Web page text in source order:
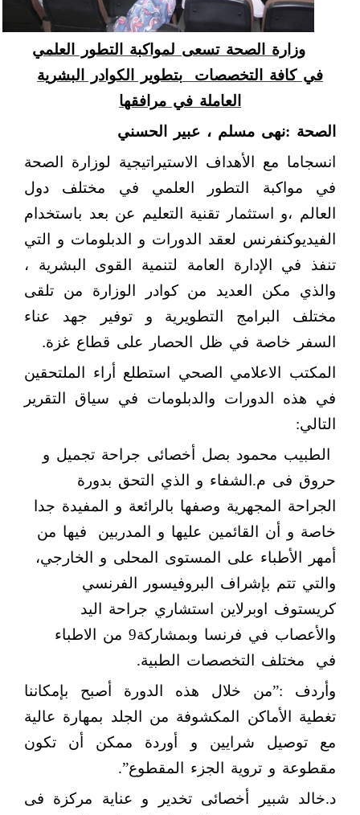
وزارة الصحة تسعى لمواكبة التطور العلمي
في كافة التخصصات
بتطوير الكوادر البشرية
العاملة في مرافقها
الصحة :نهى مسلم ، عبير الحسني
انسجاما مع الأهداف الاستيراتيجية لوزارة الصحة
في مواكبة التطور العلمي في مختلف دول
العالم ،و استثمار تقنية التعليم عن بعد باستخدام
الفيديوكنفرنس لعقد الدورات و الدبلومات و التي
تنفذ في الإدارة العامة لتنمية القوى البشرية ،
والذي مكن العديد من كوادر الوزارة من تلقى
مختلف البرامج التطويرية و توفير جهد عناء
السفر خاصة في ظل الحصار على قطاع غزة.
المكتب الاعلامي الصحي استطلع أراء الملتحقين
في هذه الدورات والدبلومات في سياق التقرير
التالي:
الطبيب محمود بصل أخصائى جراحة تجميل و
حروق فى م.الشفاء و الذي التحق بدورة
الجراحة المجهرية وصفها بالرائعة و المفيدة جدا
خاصة و أن القائمين عليها و المدربين
فيها من
أمهر الأطباء على المستوى المحلى و الخارجي،
والتي تتم بإشراف البروفيسور الفرنسي
كريستوف اوبرلاين استشاري جراحة اليد
والأعصاب في فرنسا وبمشاركة9 من الاطباء
في
مختلف التخصصات الطبية.
وأردف :”من خلال هذه الدورة أصبح بإمكاننا
تغطية الأماكن المكشوفة من الجلد بمهارة عالية
مع توصيل شرايين و أوردة ممكن أن تكون
مقطوعة و تروية الجزء المقطوع”.
د.خالد شبير أخصائى تخدير و عناية مركزة فى